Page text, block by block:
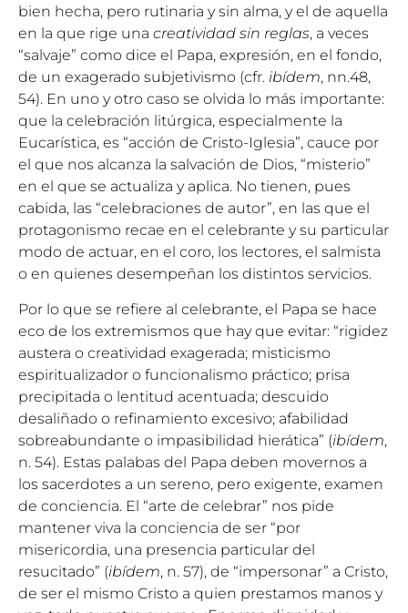
bien hecha, pero rutinaria y sin alma, y el de aquella
en la que rige una creatividad sin reglas, a veces
“salvaje” como dice el Papa, expresión, en el fondo,
de un exagerado subjetivismo (cfr. ibídem, nn.48,
54). En uno y otro caso se olvida lo más importante:
que la celebración litúrgica, especialmente la
Eucarística, es “acción de Cristo-Iglesia”, cauce por
el que nos alcanza la salvación de Dios, “misterio”
en el que se actualiza y aplica. No tienen, pues
cabida, las “celebraciones de autor”, en las que el
protagonismo recae en el celebrante y su particular
modo de actuar, en el coro, los lectores, el salmista
o en quienes desempeñan los distintos servicios.
Por lo que se refiere al celebrante, el Papa se hace
eco de los extremismos que hay que evitar: “rigidez
austera o creatividad exagerada; misticismo
espiritualizador o funcionalismo práctico; prisa
precipitada o lentitud acentuada; descuido
desaliñado o refinamiento excesivo; afabilidad
sobreabundante o impasibilidad hierática” (ibídem,
n. 54). Estas palabas del Papa deben movernos a
los sacerdotes a un sereno, pero exigente, examen
de conciencia. El “arte de celebrar” nos pide
mantener viva la conciencia de ser “por
misericordia, una presencia particular del
resucitado” (ibídem, n. 57), de “impersonar” a Cristo,
de ser el mismo Cristo a quien prestamos manos y